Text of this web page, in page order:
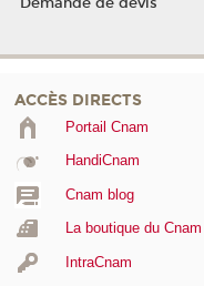
ACCÈS DIRECTS
Portail Cnam
HandiCnam
Cnam blog
La boutique du Cnam
IntraCnam